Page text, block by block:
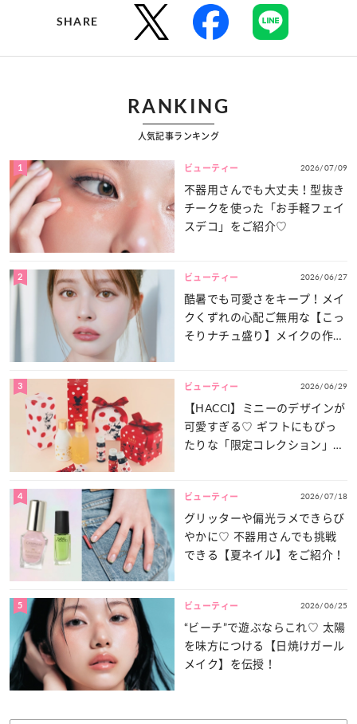
SHARE
RANKING
人気記事ランキング
1 ビューティー 2026/07/09
不器用さんでも大丈夫！型抜き
チークを使った「お手軽フェイ
スデコ」をご紹介♡
2 ビューティー 2026/06/27
酷暑でも可愛さをキープ！メイ
クくずれの心配ご無用な【こっ
そりナチュ盛り】メイクの作り
3 ビューティー 2026/06/29
【HACCI】ミニーのデザインが
可愛すぎる♡ ギフトにもぴっ
たりな「限定コレクション」が
4 ビューティー 2026/07/18
グリッターや偏光ラメできらび
やかに♡ 不器用さんでも挑戦
できる【夏ネイル】をご紹介！
5 ビューティー 2026/06/25
“ビーチ”で遊ぶならこれ♡ 太陽
を味方につける【日焼けガール
メイク】を伝授！